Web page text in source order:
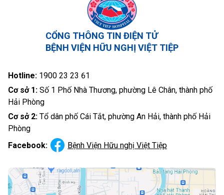
CỔNG THÔNG TIN ĐIỆN TỬ
BỆNH VIỆN HỮU NGHỊ VIỆT TIỆP
Hotline: 1900 23 23 61
Cơ sở 1: Số 1 Phố Nhà Thương, phường Lê Chân, thành phố
Hải Phòng
Cơ sở 2: Tổ dân phố Cái Tắt, phường An Hải, thành phố Hải
Phòng
Facebook:
Bệnh Viện Hữu nghị Việt Tiệp